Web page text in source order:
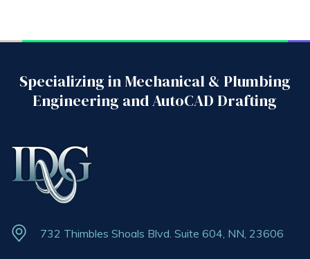
Specializing in Mechanical & Plumbing
Engineering and AutoCAD Drafting
732 Thimbles Shoals Blvd. Suite 604, NN, 23606